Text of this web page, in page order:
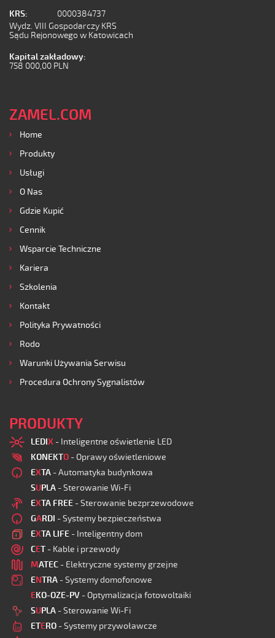
KRS:
0000384737
Wydz. VIII Gospodarczy KRS
Sądu Rejonowego w Katowicach
Kapital zakładowy:
758 000,00 PLN
ZAMEL.COM
Home
Produkty
Usługi
O Nas
Gdzie Kupić
Cennik
Wsparcie Techniczne
Kariera
Szkolenia
Kontakt
Polityka Prywatności
Rodo
Warunki Używania Serwisu
Procedura Ochrony Sygnalistów
PRODUKTY
LEDIX - Inteligentne oświetlenie LED
KONEKTO - Oprawy oświetleniowe
EXTA - Automatyka budynkowa
SUPLA - Sterowanie Wi-Fi
EXTA FREE - Sterowanie bezprzewodowe
GARDI - Systemy bezpieczeństwa
EXTA LIFE - Inteligentny dom
CET - Kable i przewody
MATEC - Elektryczne systemy grzejne
ENTRA - Systemy domofonowe
EKO-OZE-PV - Optymalizacja fotowoltaiki
SUPLA - Sterowanie Wi-Fi
ETERO - Systemy przywoławcze